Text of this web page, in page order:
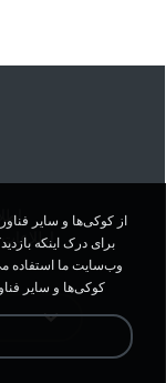
برای درک اینکه
وب‌سایت ما استفاده
کوکی‌ها و سایر